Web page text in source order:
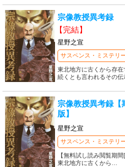
宗像教授異考録
【完結】
星野之宣
サスペンス・ミステリ
東北地方に古くから存在
続くとも言われるその
宗像教授異考録
版】
星野之宣
サスペンス・ミステリ
【無料試し読み閲覧期
東北地方に古くから …